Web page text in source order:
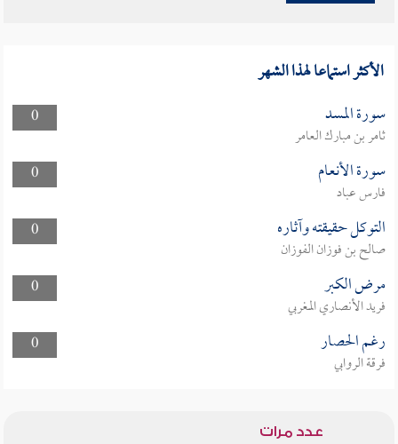
الأكثر استماعا لهذا الشهر
0 سورة المسد
ثامر بن مبارك العامر
0
سورة الأنعام
فارس عباد
0
التوكل حقيقته وآثاره
صالح بن فوزان الفوزان
0
مرض الكبر
فريد الأنصاري المغربي
0
رغم الحصار
فرقة الروابي
عدد مرات